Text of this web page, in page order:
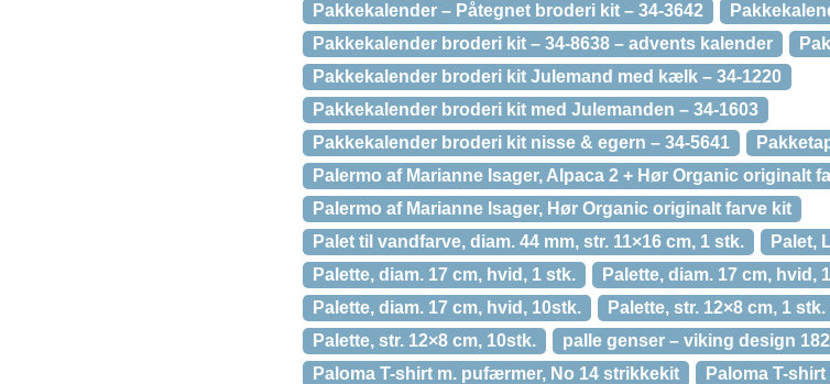
Pakkekalender – Påtegnet broderi kit – 34-3642
Pakkekalender broderi kit – 34-8638 – advents kalender
Pakkekalender broderi kit Julemand med kælk – 34-1220
Pakkekalender broderi kit med Julemanden – 34-1603
Pakkekalender broderi kit nisse & egern – 34-5641
Palermo af Marianne Isager, Alpaca 2 + Hør Organic originalt
Palermo af Marianne Isager, Hør Organic originalt farve kit
Palet til vandfarve, diam. 44 mm, str. 11×16 cm, 1 stk.
Palet,
Palette, diam. 17 cm, hvid, 1 stk.
Palette, diam. 17 cm, hvid,
Palette, diam. 17 cm, hvid, 10stk.
Palette, str. 12×8 cm, 1 stk.
Palette, str. 12×8 cm, 10stk.
palle genser – viking design
Paloma T-shirt m. pufærmer, No 14 strikkekit
Paloma T-